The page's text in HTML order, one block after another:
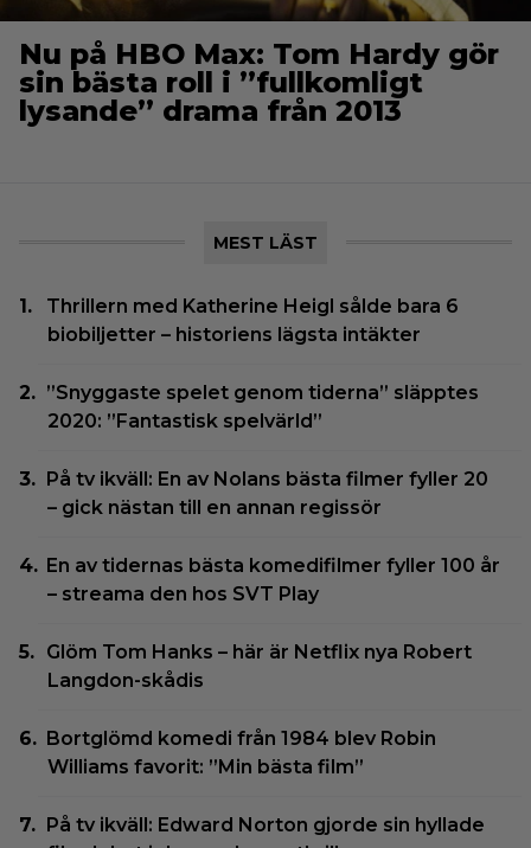
Nu på HBO Max: Tom Hardy gör
sin bästa roll i ”fullkomligt
lysande” drama från 2013
MEST LÄST
Thrillern med Katherine Heigl sålde bara 6
biobiljetter – historiens lägsta intäkter
”Snyggaste spelet genom tiderna” släpptes
2020: ”Fantastisk spelvärld”
På tv ikväll: En av Nolans bästa filmer fyller 20
– gick nästan till en annan regissör
En av tidernas bästa komedifilmer fyller 100 år
– streama den hos SVT Play
Glöm Tom Hanks – här är Netflix nya Robert
Langdon-skådis
Bortglömd komedi från 1984 blev Robin
Williams favorit: ”Min bästa film”
På tv ikväll: Edward Norton gjorde sin hyllade